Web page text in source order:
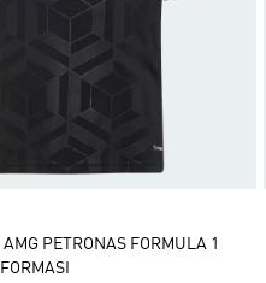
AMG PETRONAS FORMULA 1